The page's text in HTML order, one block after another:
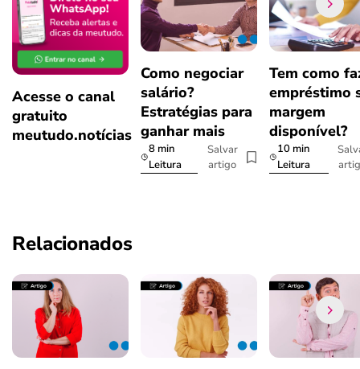
Acesse o canal
gratuito
meutudo.notícias
Como negociar
salário?
Estratégias para
ganhar mais
8 min
Leitura
Salvar
artigo
Tem como
empréstimo
margem
disponível?
10 min
Leitura
Relacionados